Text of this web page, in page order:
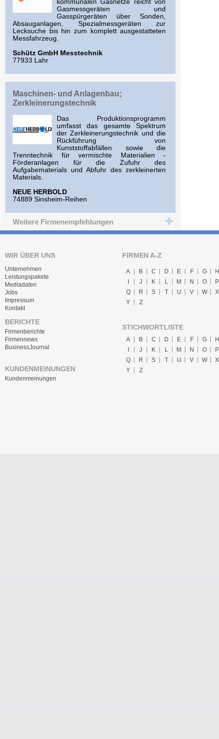
kommunalen Gasnetze reicht von
Gasmessgeräten und
Gasspürgeräten über Sonden,
Absauganlagen, Spezialmessgeräten zur
Lecksuche bis hin zum komplett ausgestatteten
Messfahrzeug.
Schütz GmbH Messtechnik
77933 Lahr
Maschinen- und Anlagenbau;
Zerkleinerungstechnik
Das Produktionsprogramm
umfasst das gesamte Spektrum
der Zerkleinerungstechnik und die
Rückführung von
Kunststoffabfällen sowie die
Trenntechnik für vermischte Materialien -
Förderanlagen für die Zufuhr des
Aufgabematerials und Abfuhr des zerkleinerten
Materials.
NEUE HERBOLD
74889 Sinsheim-Reihen
Weitere Firmenempfehlungen
WIR ÜBER UNS
Unternehmen
Leistungspakete
Mediadaten
Jobs
Impressum
Kontakt
BERICHTE
Firmenberichte
Firmennews
BusinessJournal
KUNDENMEINUNGEN
Kundenmeinungen
FIRMEN A-Z
A B C D E F G
H
J K L M N O
P
Q
R S T U V W
X
Y
Z
STICHWORTLISTE
A B C D E F G
H
I
J K L M N O
P
Q
R S T U V W
X
Y
Z